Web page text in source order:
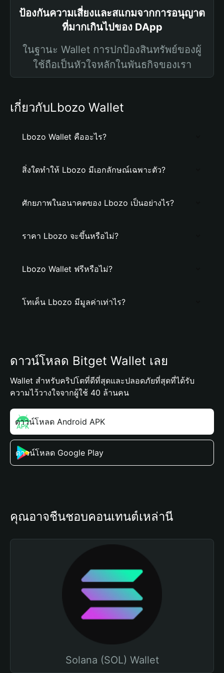
ป้องกันความเสี่ยงและสแกมจากการอนุญาต
ที่มากเกินไปของ DApp
ในฐานะ Wallet การปกป้องสินทรัพย์ของผู้
ใช้ถือเป็นหัวใจหลักในพันธกิจของเรา
เกี่ยวกับLbozo Wallet
Lbozo Wallet คืออะไร?
สิ่งใดทำให้ Lbozo มีเอกลักษณ์เฉพาะตัว?
ศักยภาพในอนาคตของ Lbozo เป็นอย่างไร?
ราคา Lbozo จะขึ้นหรือไม่?
Lbozo Wallet ฟรีหรือไม่?
โทเค็น Lbozo มีมูลค่าเท่าไร?
ดาวน์โหลด Bitget Wallet เลย
Wallet สำหรับคริปโตที่ดีที่สุดและปลอดภัยที่สุดที่ได้รับ
ความไว้วางใจจากผู้ใช้ 40 ล้านคน
ดาวน์โหลด Android APK
ดาวน์โหลด Google Play
คุณอาจชื่นชอบคอนเทนต์เหล่านี้
Solana (SOL) Wallet